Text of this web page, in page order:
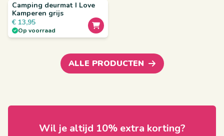
Camping deurmat I Love
Kamperen grijs
Op voorraad
€ 13,95
ALLE PRODUCTEN
Wil je altijd 10% extra korting?